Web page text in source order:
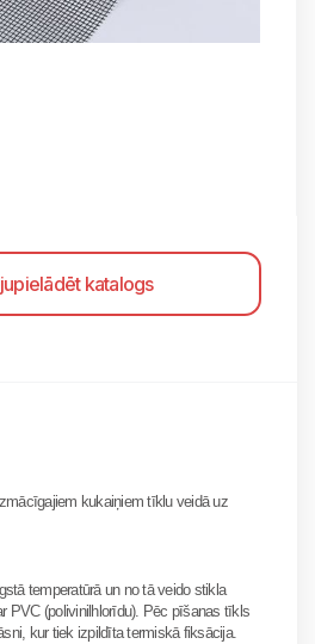
katalogs
kukaiņiem tīklu veidā uz
temperatūrā un no tā veido stikla
PVC (polivinilhlorīdu). Pēc pīšanas tīkls
kur tiek izpildīta termiskā fiksācija.